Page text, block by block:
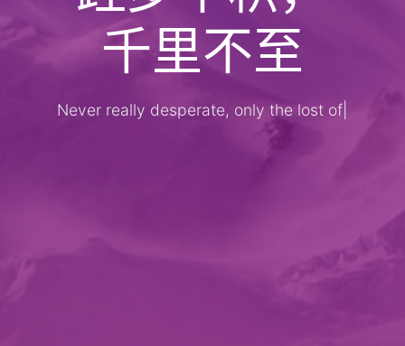
千里不至
Never really desperate, only the lost of
the|